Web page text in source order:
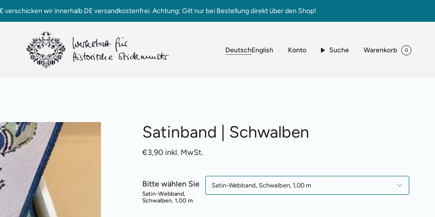
verschicken wir innerhalb DE versandkostenfrei. Achtung: Gilt nur bei Bestellung direkt über den Shop!
DeutschEnglish Konto Suche Warenkorb 0
Satinband | Schwalben
€3,90 inkl. MwSt.
Bitte wählen Sie
Satin-Webband,
Schwalben, 1,00 m
Satin-Webband, Schwalben, 1,00 m